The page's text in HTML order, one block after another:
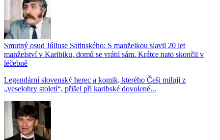
Smutný osud Júliuse Satinského: S manželkou slavil 20 let
manželství v Karibiku, domů se vrátil sám. Krátce nato skončil v
léčebně
Legendární slovenský herec a komik, kterého Češi milují z
„veselohry století“, přišel při karibské dovolené...